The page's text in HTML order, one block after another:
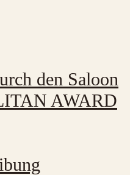
den Saloon
AWARD